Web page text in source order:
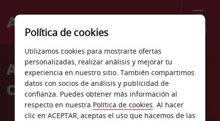
Menú
Welcome
AvisAlquiler de coches
Catonsville
Política de cookies
Utilizamos cookies para mostrarte ofertas
personalizadas, realizar análisis y mejorar tu
experiencia en nuestro sitio. También compartimos
datos con socios de análisis y publicidad de
confianza. Puedes obtener más información al
respecto en nuestra Política de cookies. Al hacer
clic en ACEPTAR, aceptas el uso que hacemos de las